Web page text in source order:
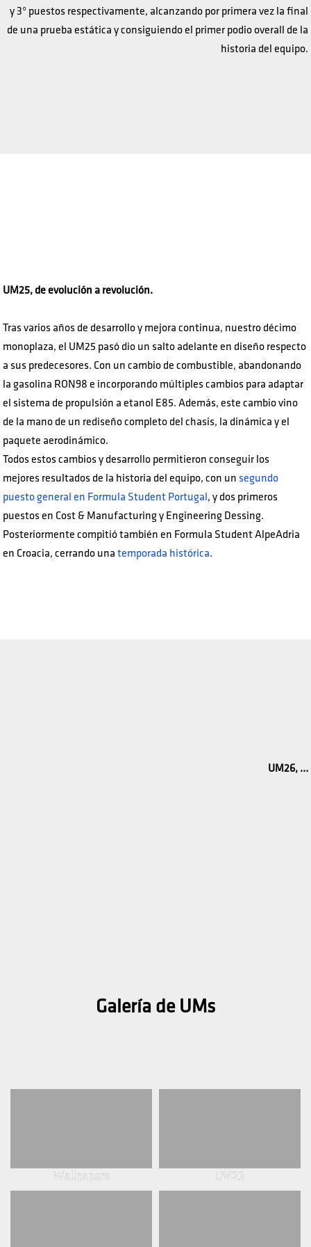
y 3º puestos respectivamente, alcanzando por primera vez la final
de una prueba estática y consiguiendo el primer podio overall de la
historia del equipo.
UM25, de evolución a revolución.
Tras varios años de desarrollo y mejora continua, nuestro décimo
monoplaza, el UM25 pasó dio un salto adelante en diseño respecto
a sus predecesores. Con un cambio de combustible, abandonando
la gasolina RON98 e incorporando múltiples cambios para adaptar
el sistema de propulsión a etanol E85. Además, este cambio vino
de la mano de un rediseño completo del chasis, la dinámica y el
paquete aerodinámico.
Todos estos cambios y desarrollo permitieron conseguir los
mejores resultados de la historia del equipo, con un segundo
puesto general en Formula Student Portugal, y dos primeros
puestos en Cost & Manufacturing y Engineering Dessing.
Posteriormente compitió también en Formula Student AlpeAdria
en Croacia, cerrando unatemporada histórica.
UM26, …
Galería de UMs
Wallpapers UM23